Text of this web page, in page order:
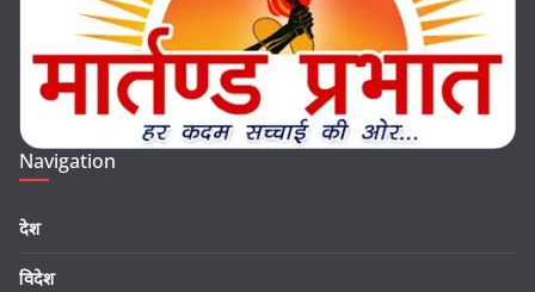
Navigation
देश
विदेश